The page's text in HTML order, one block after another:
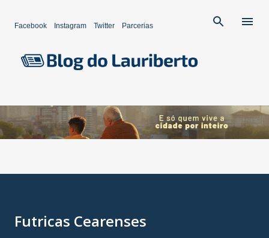
Facebook Instagram Twitter Parcerias
Futricas Cearenses